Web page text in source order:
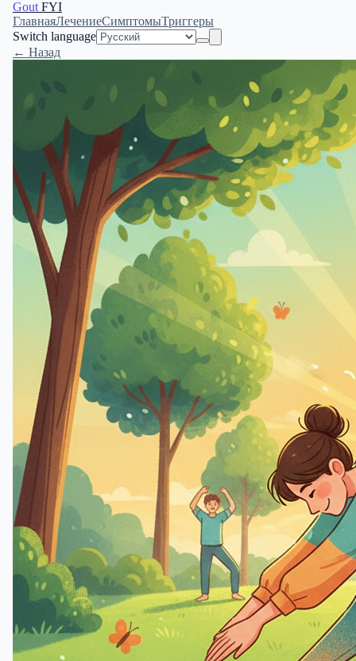
Gout FYI
ГлавнаяЛечениеСимптомыТриггеры
Switch language
← Назад